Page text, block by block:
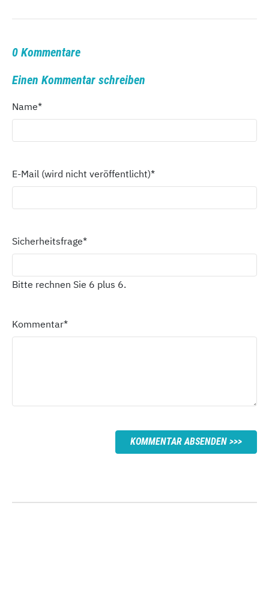
0 Kommentare
Einen Kommentar schreiben
Name*
E-Mail (wird nicht veröffentlicht)*
Sicherheitsfrage*
Bitte rechnen Sie 6 plus 6.
Kommentar*
KOMMENTAR ABSENDEN